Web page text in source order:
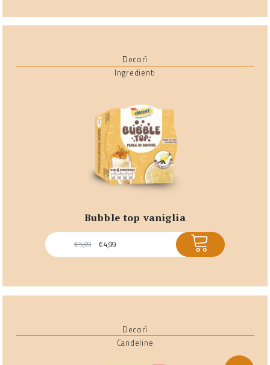
Decorì
Ingredienti
bubble top vaniglia
€5,99 €4,99 ACQUISTA
Decorì
Candeline